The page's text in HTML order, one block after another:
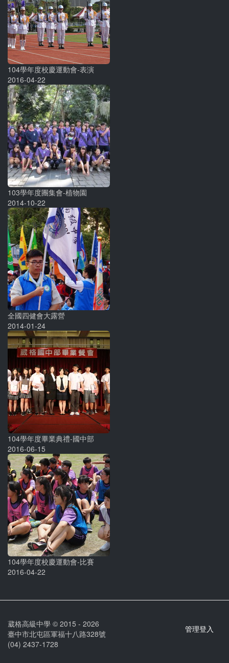
104學年度校慶運動會-表演
2016-04-22
103學年度團集會-植物園
2014-10-22
全國四健會大露營
2014-01-24
104學年度畢業典禮-國中部
2016-06-15
104學年度校慶運動會-比賽
2016-04-22
管理登入
葳格高級中學 © 2015 - 2026
臺中市北屯區軍福十八路328號
(04) 2437-1728